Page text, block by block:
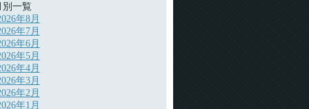
一覧
年8月
年7月
年6月
年5月
年4月
年3月
年2月
年1月